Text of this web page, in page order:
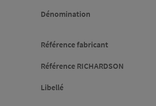
Dénomination
Référence fabricant
Référence RICHARDSON
Libellé